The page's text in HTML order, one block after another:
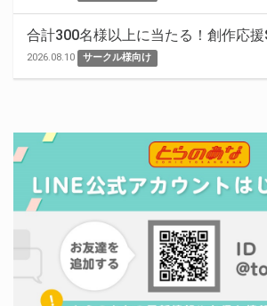
合計300名様以上に当たる！創作応援
2026.08.10 サークル様向け